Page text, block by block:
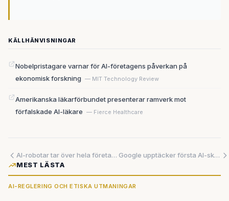
KÄLLHÄNVISNINGAR
Nobelpristagare varnar för AI-företagens påverkan på
ekonomisk forskning — MIT Technology Review
Amerikanska läkarförbundet presenterar ramverk mot
förfalskade AI-läkare — Fierce Healthcare
AI-robotar tar över hela företag – svenska jobb hotade i omvälvningen
Google upptäcker första AI-skapade cyberattacken – det digitala vapenkappløbet går in i ny fas
MEST LÄSTA
AI-REGLERING OCH ETISKA UTMANINGAR